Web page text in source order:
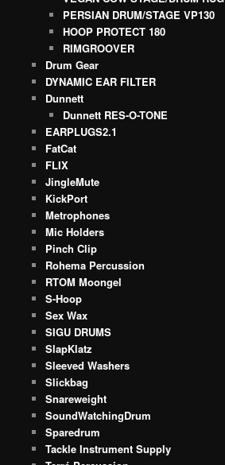
PERSIAN DRUM/STAGE VP130
HOOP PROTECT 180
RIMGROOVER
Drum Gear
DYNAMIC EAR FILTER
Dunnett
Dunnett RES-O-TONE
EARPLUGS2.1
FatCat
FLIX
JingleMute
KickPort
Metrophones
Mic Holders
Pinch Clip
Rohema Percussion
RTOM Moongel
S-Hoop
Sex Wax
SIGU DRUMS
SlapKlatz
Sleeved Washers
Slickbag
Snareweight
SoundWatchingDrum
Sparedrum
Tackle Instrument Supply